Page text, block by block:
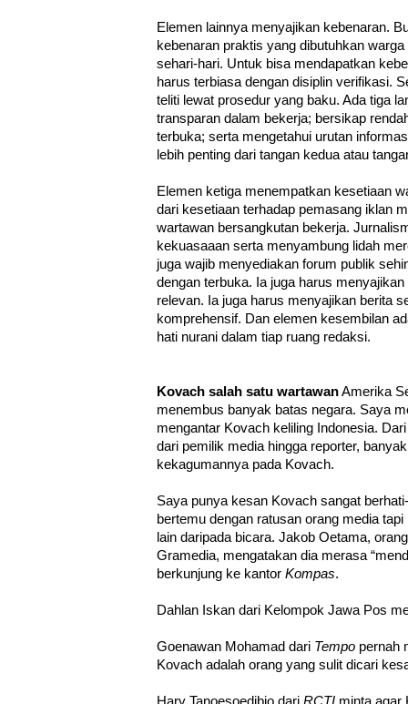
Elemen lainnya menyajikan kebenaran.
kebenaran praktis yang dibutuhkan
sehari-hari. Untuk bisa mendapatkan
harus terbiasa dengan disiplin verifikasi.
teliti lewat prosedur yang baku. Ada tiga
transparan dalam bekerja; bersikap
terbuka; serta mengetahui urutan
lebih penting dari tangan kedua atau
Elemen ketiga menempatkan kesetiaan
dari kesetiaan terhadap pemasang iklan
wartawan bersangkutan bekerja.
kekuasaaan serta menyambung lidah
juga wajib menyediakan forum publik
dengan terbuka. Ia juga harus
relevan. Ia juga harus menyajikan berita
komprehensif. Dan elemen kesembilan
hati nurani dalam tiap ruang redaksi.
Kovach salah satu wartawanAmerika
menembus banyak batas negara. Saya
mengantar Kovach keliling Indonesia.
dari pemilik media hingga reporter,
kekagumannya pada Kovach.
Saya punya kesan Kovach sangat
bertemu dengan ratusan orang media
lain daripada bicara. Jakob Oetama,
Gramedia, mengatakan dia merasa
berkunjung ke kantor Kompas.
Dahlan Iskan dari Kelompok Jawa Pos
Goenawan Mohamad dari Tempo pernah
Kovach adalah orang yang sulit dicari